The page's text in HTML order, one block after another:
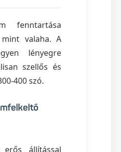
fenntartása
mint valaha. A
lényegre
szellős és
400 szó.
erős állítással